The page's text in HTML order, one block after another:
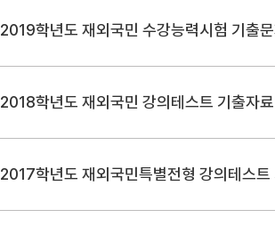
2019학년도 재외국민 수강능력시험 기출
2018학년도 재외국민 강의테스트 기출자료
2017학년도 재외국민특별전형 강의테스트